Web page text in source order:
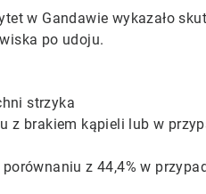
w Gandawie wykazało
po udoju.
strzyka
z brakiem kąpieli lub w
z 44,4% w